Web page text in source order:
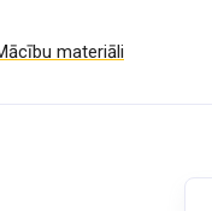
materiāli